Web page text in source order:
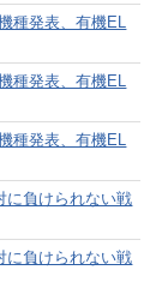
種発表、有機EL
種発表、有機EL
種発表、有機EL
に負けられない戦
に負けられない戦